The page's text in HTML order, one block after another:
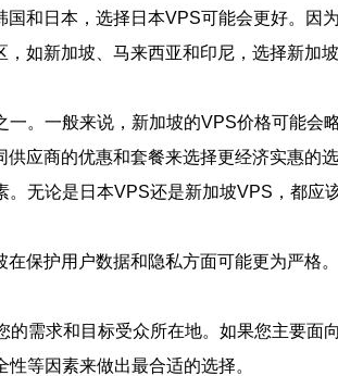
和日本，选择日本VPS可能会更好。因
如新加坡、马来西亚和印尼，选择新加
。一般来说，新加坡的VPS价格可能会
应商的优惠和套餐来选择更经济实惠的
无论是日本VPS还是新加坡VPS，都应
保护用户数据和隐私方面可能更为严
需求和目标受众所在地。如果您主要
等因素来做出最合适的选择。